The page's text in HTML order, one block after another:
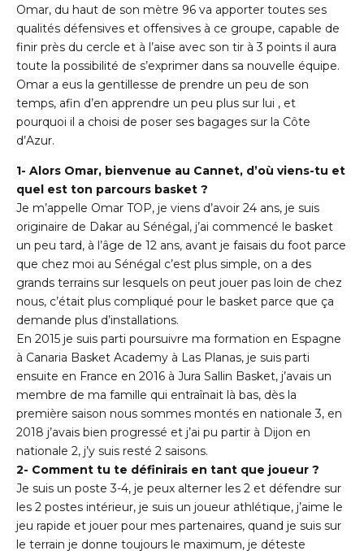
Omar, du haut de son mètre 96 va apporter toutes ses
qualités défensives et offensives à ce groupe, capable de
finir près du cercle et à l’aise avec son tir à 3 points il aura
toute la possibilité de s’exprimer dans sa nouvelle équipe.
Omar a eus la gentillesse de prendre un peu de son
temps, afin d’en apprendre un peu plus sur lui , et
pourquoi il a choisi de poser ses bagages sur la Côte
d’Azur.
1- Alors Omar, bienvenue au Cannet, d’où viens-tu et
quel est ton parcours basket ?
Je m’appelle Omar TOP, je viens d’avoir 24 ans, je suis
originaire de Dakar au Sénégal, j’ai commencé le basket
un peu tard, à l’âge de 12 ans, avant je faisais du foot parce
que chez moi au Sénégal c’est plus simple, on a des
grands terrains sur lesquels on peut jouer pas loin de chez
nous, c’était plus compliqué pour le basket parce que ça
demande plus d’installations.
En 2015 je suis parti poursuivre ma formation en Espagne
à Canaria Basket Academy à Las Planas, je suis parti
ensuite en France en 2016 à Jura Sallin Basket, j’avais un
membre de ma famille qui entraînait là bas, dès la
première saison nous sommes montés en nationale 3, en
2018 j’avais bien progressé et j’ai pu partir à Dijon en
nationale 2, j’y suis resté 2 saisons.
2- Comment tu te définirais en tant que joueur ?
Je suis un poste 3-4, je peux alterner les 2 et défendre sur
les 2 postes intérieur, je suis un joueur athlétique, j’aime le
jeu rapide et jouer pour mes partenaires, quand je suis sur
le terrain je donne toujours le maximum, je déteste